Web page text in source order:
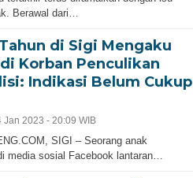
Berawal dari…
Tahun di Sigi Mengaku
Korban Penculikan
Indikasi Belum Cukup
Jan 2023 - 20:09 WIB
SIGI – Seorang anak
media sosial Facebook lantaran…